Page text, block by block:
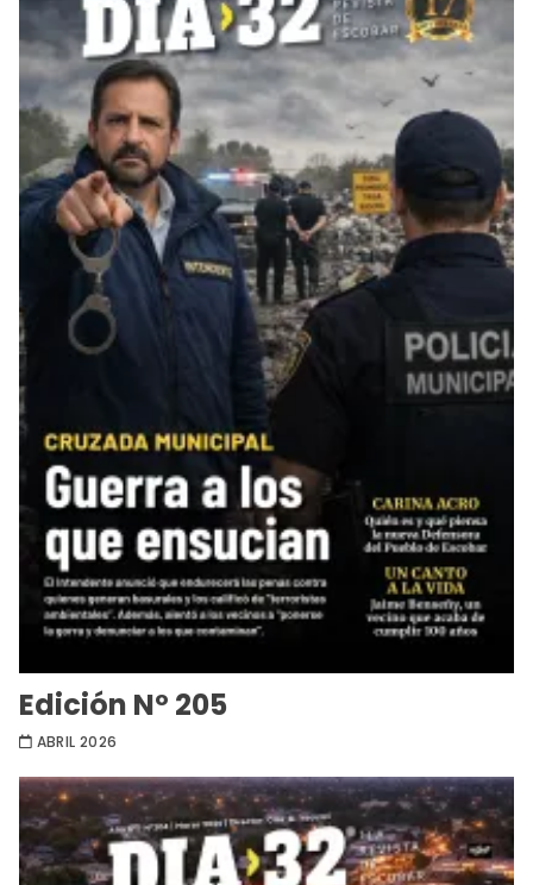
Edición Nº 205
ABRIL 2026